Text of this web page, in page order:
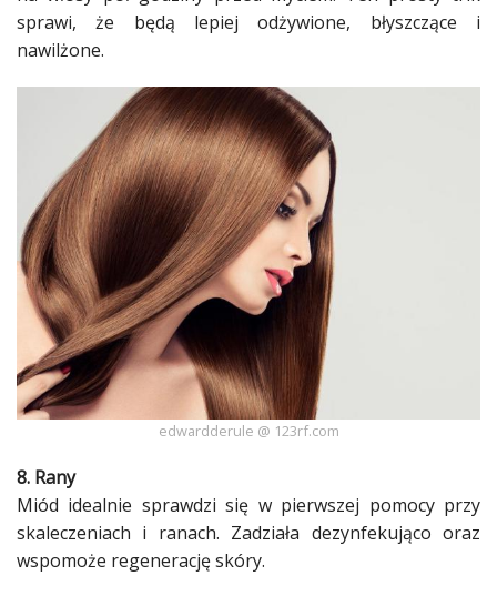
sprawi, że będą lepiej odżywione, błyszczące i
nawilżone.
edwardderule @ 123rf.com
8. Rany
Miód idealnie sprawdzi się w pierwszej pomocyprzy
skaleczeniach i ranach. Zadziała dezynfekująco oraz
wspomoże regeneracjęskóry.